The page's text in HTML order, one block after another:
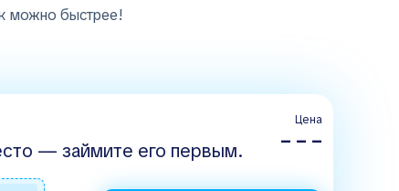
можно быстрее!
— займите его первым.
Цена
– – –